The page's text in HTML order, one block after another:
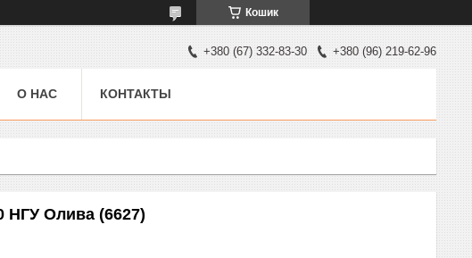
Кошик
+380 (67) 332-83-30 +380 (96) 219-62-96
О НАС КОНТАКТЫ
НГУ Олива (6627)